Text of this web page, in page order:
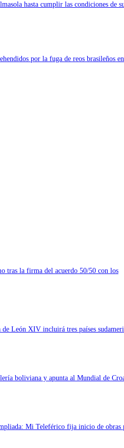
hasta cumplir las condiciones de
por la fuga de reos brasileños en
tras la firma del acuerdo 50/50 con los
León XIV incluirá tres países
boliviana y apunta al Mundial de
Mi Teleférico fija inicio de obras